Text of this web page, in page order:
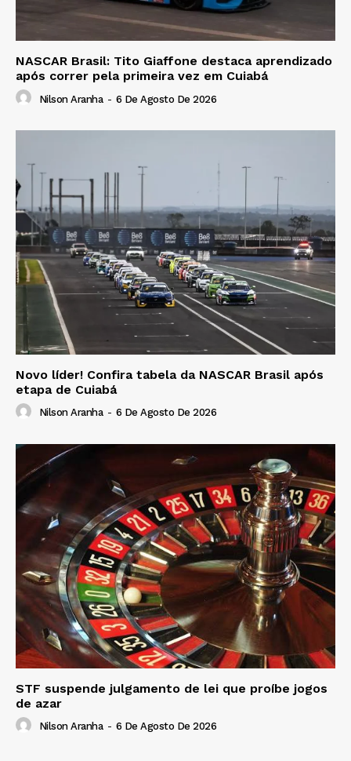
NASCAR Brasil: Tito Giaffone destaca aprendizado
após correr pela primeira vez em Cuiabá
Nilson Aranha - 6 De Agosto De 2026
Novo líder! Confira tabela da NASCAR Brasil após
etapa de Cuiabá
Nilson Aranha - 6 De Agosto De 2026
STF suspende julgamento de lei que proíbe jogos
de azar
Nilson Aranha - 6 De Agosto De 2026